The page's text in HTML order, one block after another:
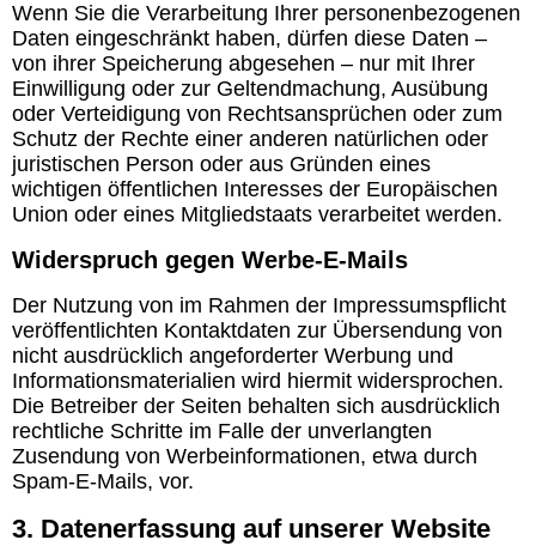
Wenn Sie die Verarbeitung Ihrer personenbezogenen
Daten eingeschränkt haben, dürfen diese Daten –
von ihrer Speicherung abgesehen – nur mit Ihrer
Einwilligung oder zur Geltendmachung, Ausübung
oder Verteidigung von Rechtsansprüchen oder zum
Schutz der Rechte einer anderen natürlichen oder
juristischen Person oder aus Gründen eines
wichtigen öffentlichen Interesses der Europäischen
Union oder eines Mitgliedstaats verarbeitet werden.
Widerspruch gegen Werbe-E-Mails
Der Nutzung von im Rahmen der Impressumspflicht
veröffentlichten Kontaktdaten zur Übersendung von
nicht ausdrücklich angeforderter Werbung und
Informationsmaterialien wird hiermit widersprochen.
Die Betreiber der Seiten behalten sich ausdrücklich
rechtliche Schritte im Falle der unverlangten
Zusendung von Werbeinformationen, etwa durch
Spam-E-Mails, vor.
3. Datenerfassung auf unserer Website